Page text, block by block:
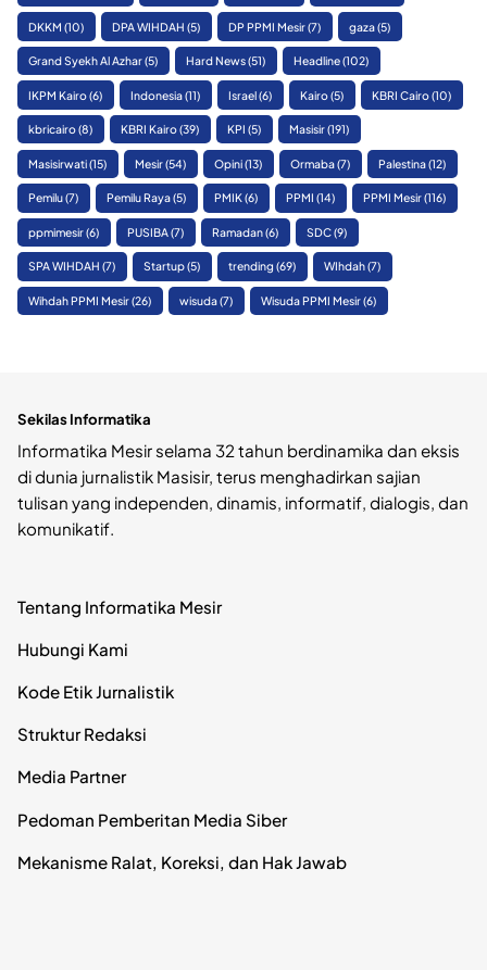
DKKM (10) DPA WIHDAH (5) DP PPMI Mesir(7) gaza(5)
Grand Syekh Al Azhar(5) Hard News(51) Headline(102)
IKPM Kairo(6) Indonesia(11) Israel(6) Kairo(5) KBRI Cairo(10)
kbricairo(8) KBRI Kairo(39) KPI (5) Masisir(191)
Masisirwati(15) Mesir(54) Opini(13) Ormaba(7) Palestina(12)
Pemilu(7) Pemilu Raya(5) PMIK(6) PPMI (14) PPMI Mesir(116)
ppmimesir(6) PUSIBA(7) Ramadan(6) SDC(9)
SPA WIHDAH (7) Startup(5) trending (69) WIhdah(7)
Wihdah PPMI Mesir(26) wisuda(7) Wisuda PPMI Mesir(6)
Sekilas Informatika
Informatika Mesir selama 32 tahun berdinamika dan eksis
di dunia jurnalistik Masisir, terus menghadirkan sajian
tulisan yang independen, dinamis, informatif, dialogis, dan
komunikatif.
Tentang Informatika Mesir
Hubungi Kami
Kode Etik Jurnalistik
Struktur Redaksi
Media Partner
Pedoman Pemberitan Media Siber
Mekanisme Ralat, Koreksi, dan Hak Jawab